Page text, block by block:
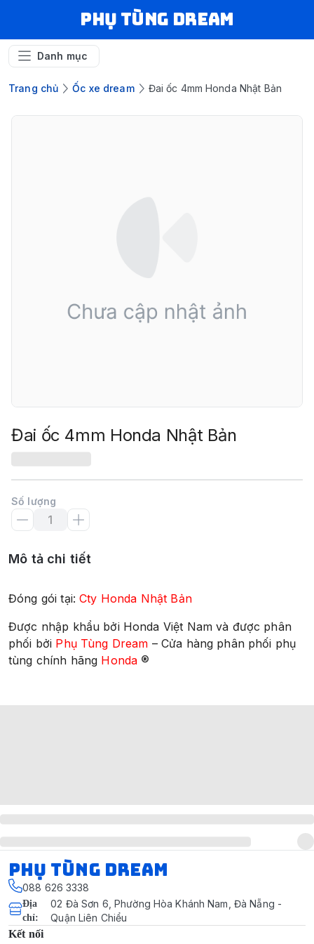
Phụ Tùng Dream
Danh mục
Trang chủ Ốc xe dream Đai ốc 4mm Honda Nhật Bản
Đai ốc 4mm Honda Nhật Bản
Số lượng
Mô tả chi tiết
Đóng gói tại:Cty Honda Nhật Bản
Được nhập khẩu bởi Honda Việt Nam và được phân
phối bởi Phụ Tùng Dream – Cửa hàng phân phối phụ
tùng chính hãng Honda ®
Phụ Tùng Dream
088 626 3338
Địa
chỉ:
02 Đà Sơn 6, Phường Hòa Khánh Nam, Đà Nẵng -
Quận Liên Chiểu
Kết nối